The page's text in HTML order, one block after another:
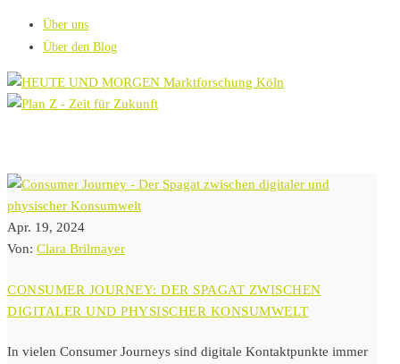
Über uns
Über den Blog
Apr. 19, 2024
Von: Clara Brilmayer
CONSUMER JOURNEY: DER SPAGAT ZWISCHEN
DIGITALER UND PHYSISCHER KONSUMWELT
In vielen Consumer Journeys sind digitale Kontaktpunkte immer